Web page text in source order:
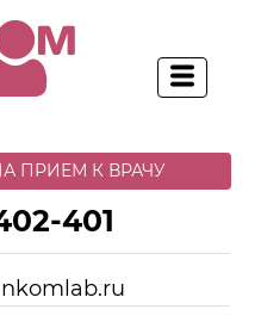
ПРИЕМ К ВРАЧУ
401